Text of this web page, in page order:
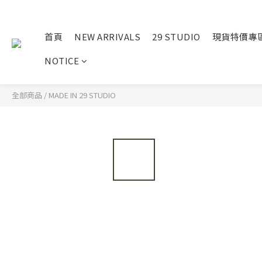
首頁 NEW ARRIVALS 29 STUDIO 現貨特價專
NOTICE
全部商品 / MADE IN 29 STUDIO